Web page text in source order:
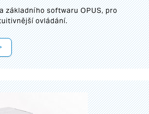
základního softwaru OPUS, pro
ovládání.